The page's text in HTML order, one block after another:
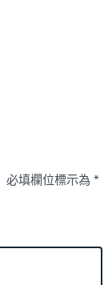
必填欄位標示為*